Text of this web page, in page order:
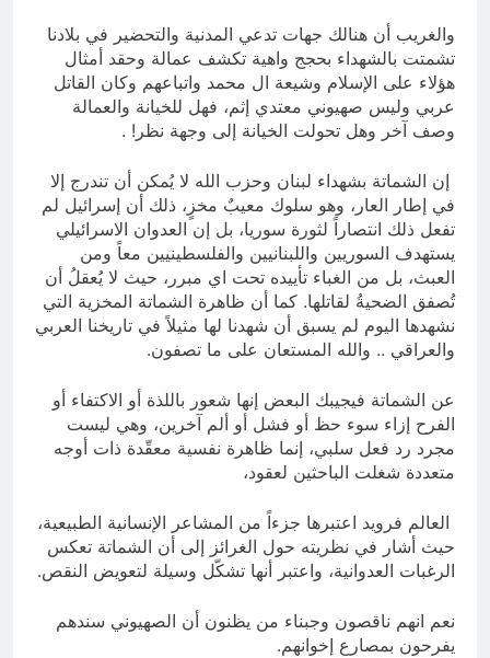
والغريب أن هنالك جهات تدعي المدنية والتحضير في بلادنا
تشمتت بالشهداء بحجج واهية تكشف عمالة وحقد أمثال
هؤلاء على الإسلام وشيعة ال محمد واتباعهم وكان القاتل
عربي وليس صهيوني معتدي إثم، فهل للخيانة والعمالة
وصف آخر وهل تحولت الخيانة إلى وجهة نظر! .
إن الشماتة بشهداء لبنان وحزب الله لا يُمكن أن تندرج إلا
في إطار العار، وهو سلوك معيبٌ مخزٍ، ذلك أن إسرائيل لم
تفعل ذلك انتصاراً لثورة سوريا، بل إن العدوان الاسرائيلي
يستهدف السوريين واللبنانيين والفلسطينيين معاً ومن
العبث، بل من الغباء تأييده تحت اي مبرر، حيث لا يُعقلُ أن
تُصفق الضحيةُ لقاتلها. كما أن ظاهرة الشماتة المخزية التي
نشهدها اليوم لم يسبق أن شهدنا لها مثيلاً في تاريخنا العربي
والعراقي .. والله المستعان على ما تصفون.
عن الشماتة فيجيبك البعض إنها شعور باللذة أو الاكتفاء أو
الفرح إزاء سوء حظ أو فشل أو ألم آخرين، وهي ليست
مجرد رد فعل سلبي، إنما ظاهرة نفسية معقّدة ذات أوجه
متعددة شغلت الباحثين لعقود،
العالم فرويد اعتبرها جزءاً من المشاعر الإنسانية الطبيعية،
حيث أشار في نظريته حول الغرائز إلى أن الشماتة تعكس
الرغبات العدوانية، واعتبر أنها تشكّل وسيلة لتعويض النقص.
نعم انهم ناقصون وجبناء من يظنون أن الصهيوني سندهم
يفرحون بمصارع إخوانهم.